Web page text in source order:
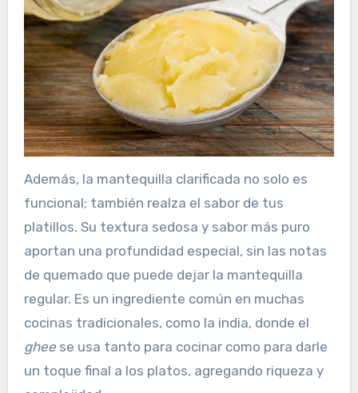
Además, la mantequilla clarificada no solo es
funcional; también realza el sabor de tus
platillos. Su textura sedosa y sabor más puro
aportan una profundidad especial, sin las notas
de quemado que puede dejar la mantequilla
regular. Es un ingrediente común en muchas
cocinas tradicionales, como la india, donde el
gheese usa tanto para cocinar como para darle
un toque final a los platos, agregando riqueza y